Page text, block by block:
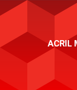
ACRIL